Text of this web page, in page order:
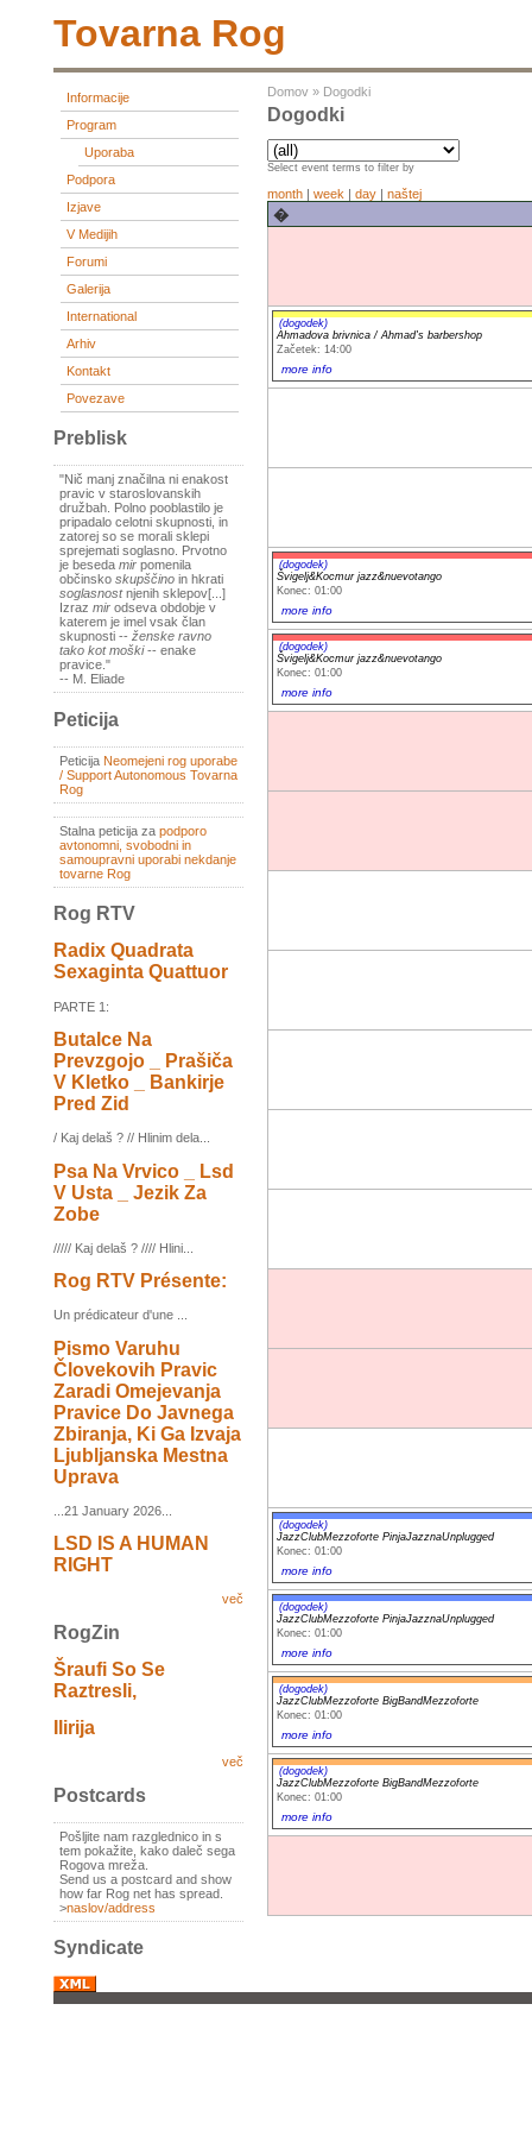
Tovarna Rog
Informacije
Program
Uporaba
Podpora
Izjave
V Medijih
Forumi
Galerija
International
Arhiv
Kontakt
Povezave
Preblisk
"Nič manj značilna ni enakost
pravic v staroslovanskih
družbah. Polno pooblastilo je
pripadalo celotni skupnosti, in
zatorej so se morali sklepi
sprejemati soglasno. Prvotno
je beseda mir pomenila
občinsko skupščino in hkrati
soglasnostnjenih sklepov[...]
Izraz mir odseva obdobje v
katerem je imel vsak član
skupnosti -- ženske ravno
tako kot moški-- enake
pravice."
-- M. Eliade
Peticija
Peticija Neomejeni rog uporabe
/ Support Autonomous Tovarna
Rog
Stalna peticija za podporo
avtonomni, svobodni in
samoupravni uporabi nekdanje
tovarne Rog
Rog RTV
Radix Quadrata
Sexaginta Quattuor
PARTE 1:
Butalce Na
Prevzgojo _ Prašiča
V Kletko _ Bankirje
Pred Zid
/ Kaj delaš ? // Hlinim dela...
Psa Na Vrvico _ Lsd
V Usta _ Jezik Za
Zobe
///// Kaj delaš ? //// Hlini...
Rog RTV Présente:
Un prédicateur d'une ...
Pismo Varuhu
Človekovih Pravic
Zaradi Omejevanja
Pravice Do Javnega
Zbiranja, Ki Ga Izvaja
Ljubljanska Mestna
Uprava
...21 January 2026...
LSD IS A HUMAN
RIGHT
več
RogZin
Šraufi So Se
Raztresli,
Ilirija
več
Postcards
Pošljite nam razglednico in s
tem pokažite, kako daleč sega
Rogova mreža.
Send us a postcard and show
how far Rog net has spread.
>naslov/address
Syndicate
Domov » Dogodki
Dogodki
Select event terms to filter by
month | week | day | naštej
�
(dogodek)
Ahmadova brivnica / Ahmad's barbershop
Začetek: 14:00
more info
(dogodek)
Švigelj&Kocmur jazz&nuevotango
Konec: 01:00
more info
(dogodek)
Švigelj&Kocmur jazz&nuevotango
Konec: 01:00
more info
(dogodek)
JazzClubMezzoforte PinjaJazznaUnplugged
Konec: 01:00
more info
(dogodek)
JazzClubMezzoforte PinjaJazznaUnplugged
Konec: 01:00
more info
(dogodek)
JazzClubMezzoforte BigBandMezzoforte
Konec: 01:00
more info
(dogodek)
JazzClubMezzoforte BigBandMezzoforte
Konec: 01:00
more info